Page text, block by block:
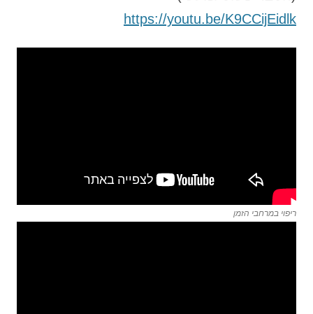
https://youtu.be/K9CCijEidlk
ריפוי במרחבי הזמן